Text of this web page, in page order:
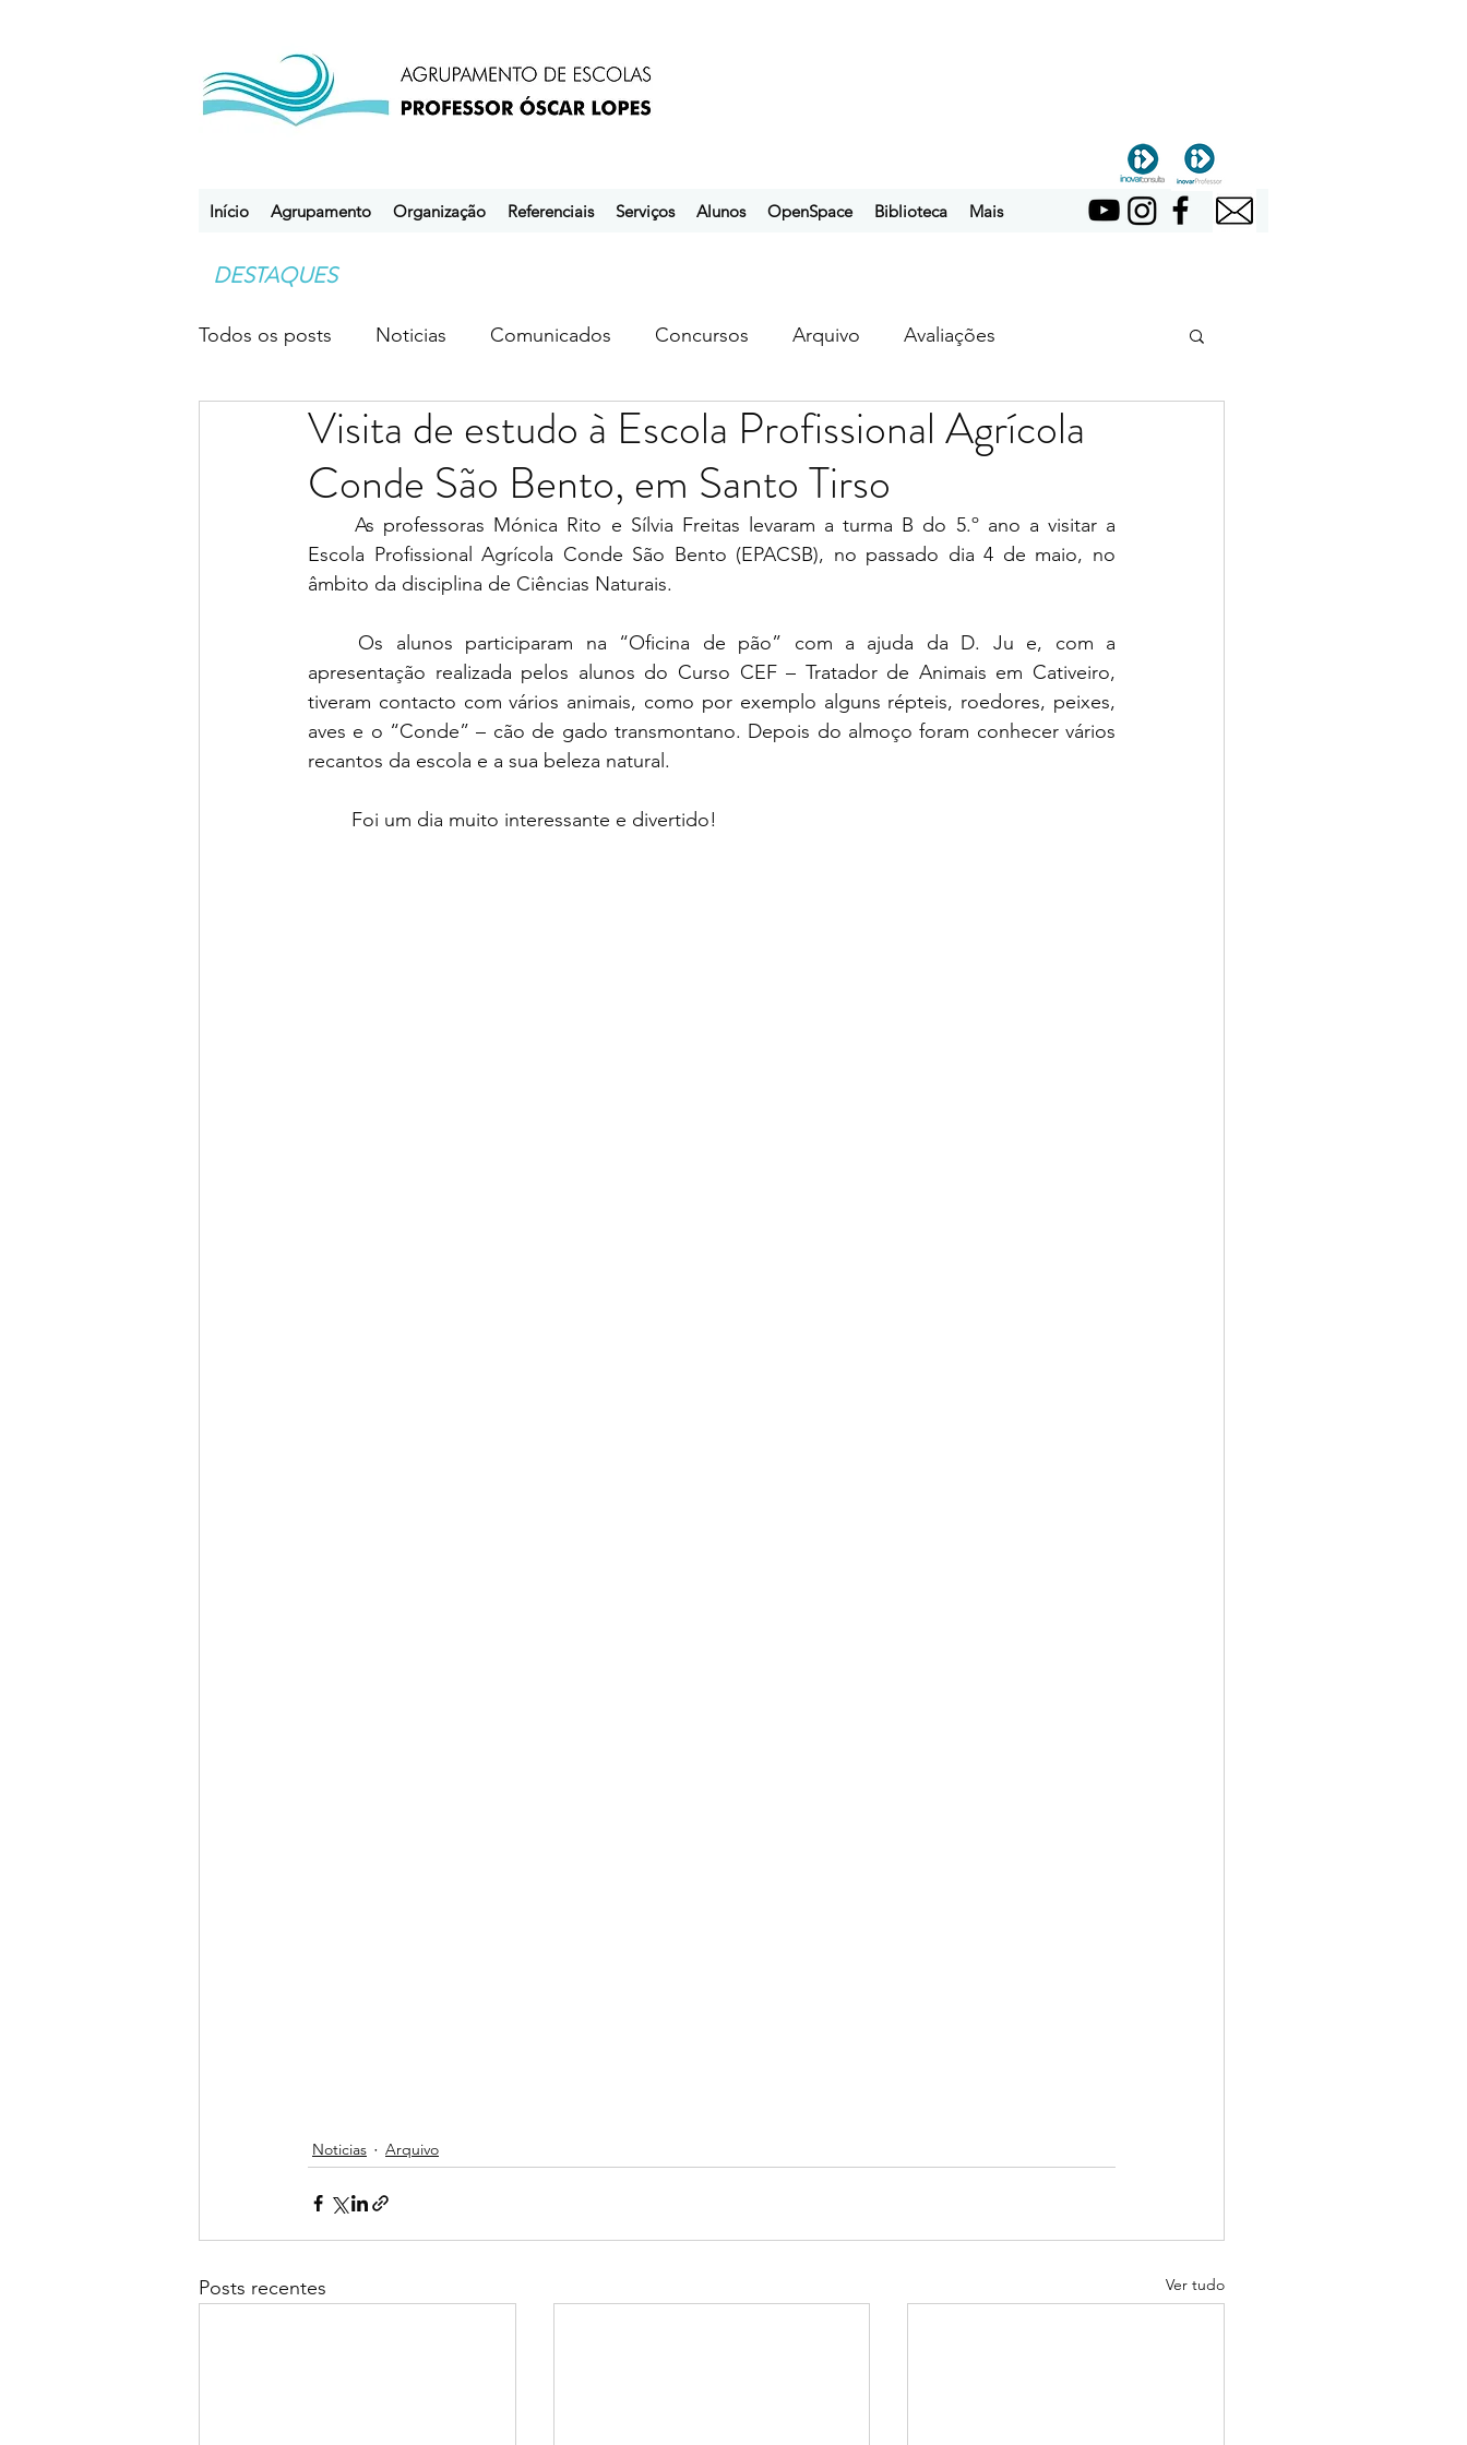
Início Agrupamento Organização Referenciais Serviços Alunos OpenSpace Biblioteca Mais
DESTAQUES
Todos os posts Noticias Comunicados Concursos Arquivo Avaliações
Desporto Escolar Clubes ebem ebpol ubuntu
Visita de estudo à Escola Profissional Agrícola
Conde São Bento, em Santo Tirso
	As professoras Mónica Rito e Sílvia Freitas levaram a turma B do 5.º ano a visitar a
Escola Profissional Agrícola Conde São Bento (EPACSB), no passado dia 4 de maio, no
âmbito da disciplina de Ciências Naturais.
apresentação realizada pelos alunos do Curso CEF – Tratador de Animais em Cativeiro,
tiveram contacto com vários animais, como por exemplo alguns répteis, roedores, peixes,
aves e o “Conde” – cão de gado transmontano. Depois do almoço foram conhecer vários
recantos da escola e a sua beleza natural.
	Foi um dia muito interessante e divertido!
Noticias Arquivo
Posts recentes Ver tudo